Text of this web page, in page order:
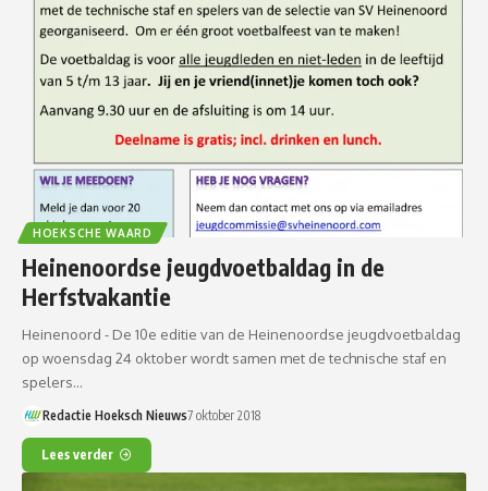
HOEKSCHE WAARD
Heinenoordse jeugdvoetbaldag in de
Herfstvakantie
Heinenoord - De 10e editie van de Heinenoordse jeugdvoetbaldag
op woensdag 24 oktober wordt samen met de technische staf en
spelers…
Redactie Hoeksch Nieuws7 oktober 2018
Lees verder